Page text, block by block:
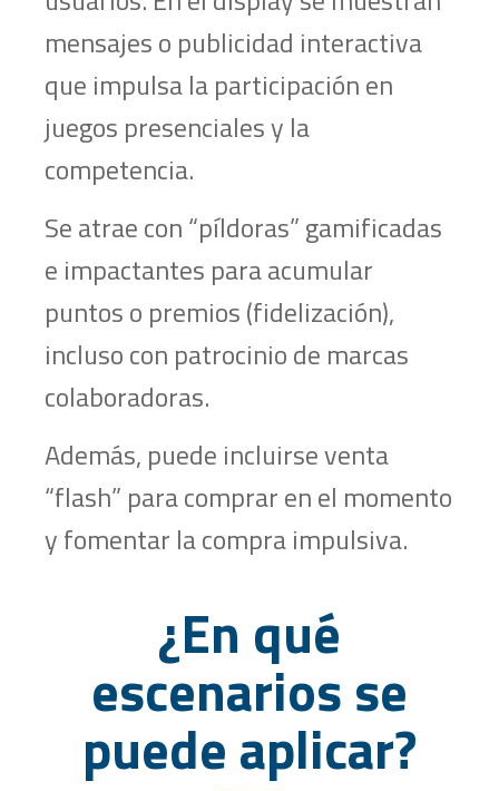
mensajes o publicidad interactiva
que impulsa la participación en
juegos presenciales y la
competencia.
Se atrae con “píldoras” gamificadas
e impactantes para acumular
puntos o premios (fidelización),
incluso con patrocinio de marcas
colaboradoras.
Además, puede incluirse venta
“flash” para comprar en el momento
y fomentar la compra impulsiva.
¿En qué
escenarios se
puede aplicar?